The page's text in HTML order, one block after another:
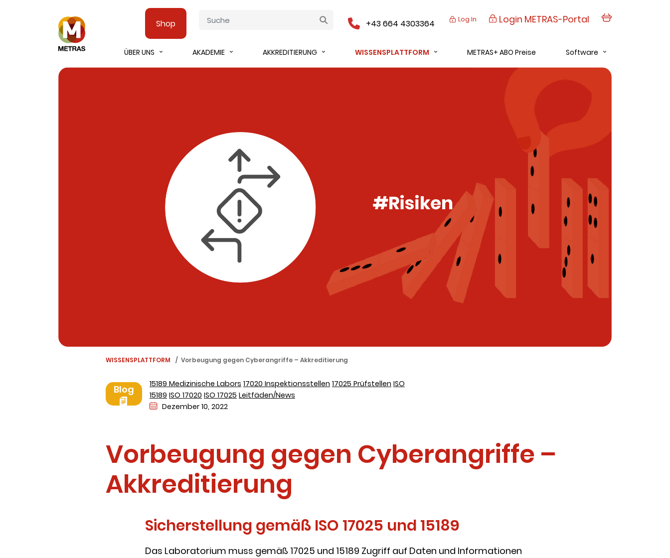
Shop +43 664 4303364 Log In Login METRAS-Portal
ÜBER UNS AKADEMIE AKKREDITIERUNG WISSENSPLATTFORM METRAS+ ABO Preise Software
WISSENSPLATTFORM Vorbeugung gegen Cyberangriffe – Akkreditierung
Blog 15189 Medizinische Labors 17020 Inspektionsstellen 17025 Prüfstellen ISO
15189 ISO 17020 ISO 17025 Leitfäden/News
Dezember 10, 2022
Vorbeugung gegen Cyberangriffe –
Akkreditierung
Sicherstellung gemäß ISO 17025 und 15189
Das Laboratorium muss gemäß 17025 und 15189 Zugriff auf Daten und Informationen